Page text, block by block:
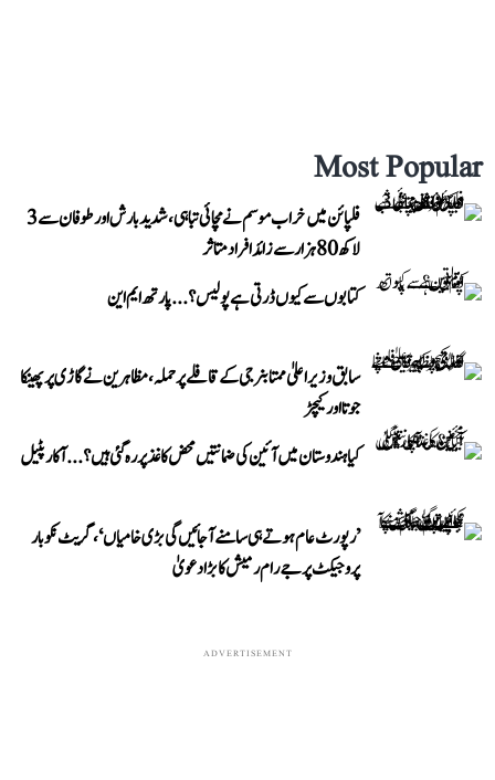
Most Popular
فلپائن میں خراب موسم نے مچائی تباہی، شدید بارش اور طوفان سے 3
لاکھ 80 ہزار سے زائد افراد متاثر
کتابوں سے کیوں ڈرتی ہے پولیس؟...پارتھ ایم این
سابق وزیر اعلیٰ ممتا بنرجی کے قافلے پر حملہ، مظاہرین نے گاڑی پر پھینکا
جوتا اور کیچڑ
کیا ہندوستان میں آئین کی ضمانتیں محض کاغذ پر رہ گئی ہیں؟...آکار پٹیل
’رپورٹ عام ہوتے ہی سامنے آ جائیں گی بڑی خامیاں‘، گریٹ نکوبار
پروجیکٹ پر جے رام رمیش کا بڑا دعویٰ
ADVERTISEMENT